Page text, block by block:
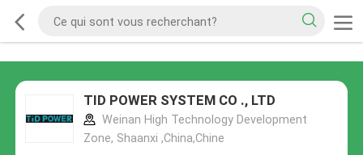
TID POWER SYSTEM CO ., LTD
Weinan High Technology Development
Zone, Shaanxi ,China,Chine